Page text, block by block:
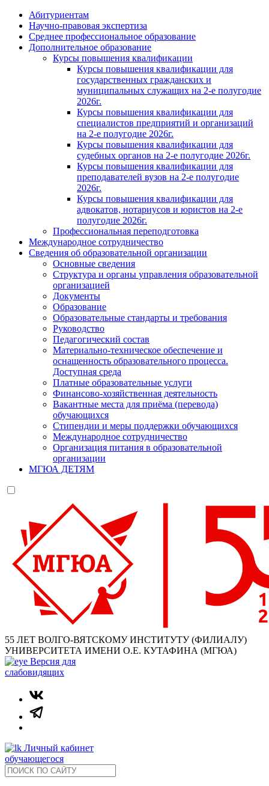
Абитуриентам
Научно-правовая экспертиза
Cреднее профессиональное образование
Дополнительное образование
Курсы повышения квалификации
Курсы повышения квалификации для
государственных гражданских и
муниципальных служащих на 2-е полугодие
2026г.
Курсы повышения квалификации для
специалистов предприятий и организаций
на 2-е полугодие 2026г.
Курсы повышения квалификации для
судебных органов на 2-е полугодие 2026г.
Курсы повышения квалификации для
преподавателей вузов на 2-е полугодие
2026г.
Курсы повышения квалификации для
адвокатов, нотариусов и юристов на 2-е
полугодие 2026г.
Профессиональная переподготовка
Международное сотрудничество
Сведения об образовательной организации
Основные сведения
Структура и органы управления образовательной
организацией
Документы
Образование
Образовательные стандарты и требования
Руководство
Педагогический состав
Материально-техническое обеспечение и
оснащенность образовательного процесса.
Доступная среда
Платные образовательные услуги
Финансово-хозяйственная деятельность
Вакантные места для приёма (перевода)
обучающихся
Стипендии и меры поддержки обучающихся
Международное сотрудничество
Организация питания в образовательной
организации
МГЮА ДЕТЯМ
55 ЛЕТ ВОЛГО-ВЯТСКОМУ ИНСТИТУТУ (ФИЛИАЛУ)
УНИВЕРСИТЕТА ИМЕНИ О.Е. КУТАФИНА (МГЮА)
Версия для
слабовидящих
Личный кабинет
обучающегося